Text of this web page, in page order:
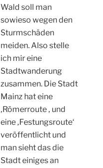
Wald soll man
sowieso wegen den
Sturmschäden
meiden. Also stelle
ich mir eine
Stadtwanderung
zusammen. Die Stadt
Mainz hat eine
‚Römerroute ‚ und
eine ‚Festungsroute‘
veröffentlicht und
man sieht das die
Stadt einiges an